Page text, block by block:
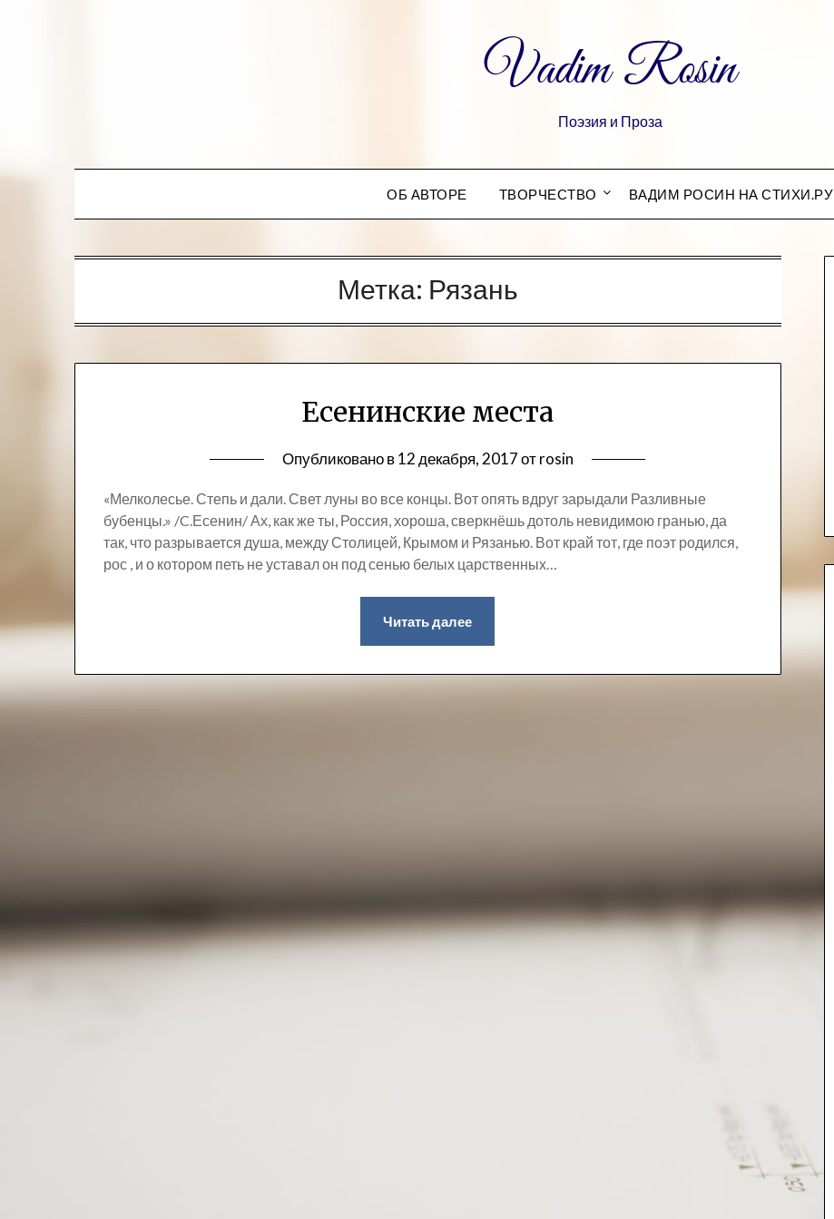
Vadim Rosin
Поэзия и Проза
ОБ АВТОРЕ ТВОРЧЕСТВО ВАДИМ РОСИН НА СТИХИ.РУ
Метка: Рязань
Есенинские места
Опубликовано в12 декабря, 2017отrosin
«Мелколесье. Степь и дали. Свет луны во все концы. Вот опять вдруг зарыдали Разливные
бубенцы.» /C.Есенин/ Ах, как же ты, Россия, хороша, сверкнёшь дотоль невидимою гранью, да
так, что разрывается душа, между Столицей, Крымом и Рязанью. Вот край тот, где поэт родился,
рос , и о котором петь не уставал он под сенью белых царственных…
Читать далее